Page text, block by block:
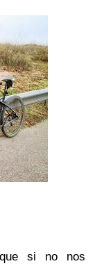
si no nos